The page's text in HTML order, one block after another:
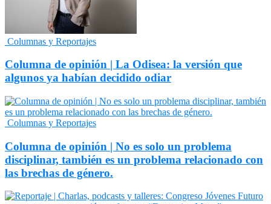
Columnas y Reportajes
Columna de opinión | La Odisea: la versión que
algunos ya habían decidido odiar
Columnas y Reportajes
Columna de opinión | No es solo un problema
disciplinar, también es un problema relacionado con
las brechas de género.